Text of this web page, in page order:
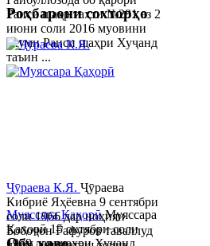
Раиси шаҳр таҳти №281 аз 2
июни соли 2016 муовини
якуми Раиси шаҳри Хуҷанд
таъин ...
Муяссара ҚаҳорӣМуяссара
Қаҳорӣ 15 октябри соли
Роҳбарони сохторҳо
Ҷӯраева К.Я. Ҷӯраева
Кибриё Яҳёевна 9 сентябри
соли 1966 дар ноҳияи
Бобоҷон Ғафуров таваллуд